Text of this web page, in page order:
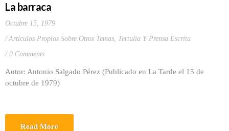
La barraca
Octubre 15, 1979
Artículos Propios Sobre Otros Temas, Tertulia Y Prensa Escrita
0 Comments
Autor: Antonio Salgado Pérez (Publicado en La Tarde el 15 de
octubre de 1979)
Read More